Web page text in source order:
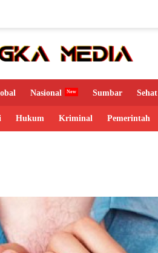
Nasional Sumbar Sehat
Hukum Kriminal Pemerintah